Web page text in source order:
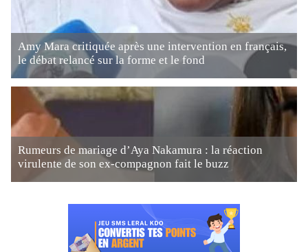
Amy Mara critiquée après une intervention en français,
le débat relancé sur la forme et le fond
Rumeurs de mariage d’Aya Nakamura : la réaction
virulente de son ex-compagnon fait le buzz